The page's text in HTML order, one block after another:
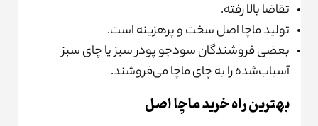
تقاضا بالا رفته.
تولید ماچا اصل سخت و پرهزینه است.
بعضی فروشندگان سودجو پودر سبز یا چای سبز
آسیاب‌شده را به چای ماچا می‌فروشند.
بهترین راه خرید ماچا اصل